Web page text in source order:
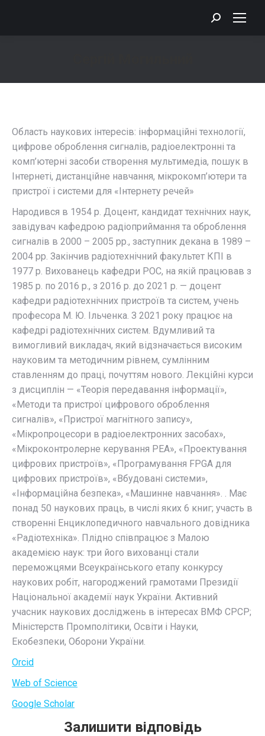
Search:
Область наукових інтересів: інформаційні технології,
цифрове оброблення сигналів, радіоелектронні та
комп’ютерні засоби створення мультимедіа, пошук в
Інтернеті, дистанційне навчання, мікрокомп’ютери та
пристрої і системи для «Інтернету речей»
Народився в 1954 р. Доцент, кандидат технічних наук,
завідувач кафедрою радіоприймання та оброблення
сигналів в 2000 – 2005 рр., заступник декана в 1989 –
2004 рр. Закінчив радіотехнічний факультет КПІ в
1977 р. Вихованець кафедри РОС, на якій працював з
1985 р. по 2016 р., з 2016 р. до 2021 р. — доцент
кафедри радіотехнічних пристроїв та систем, учень
професора М. Ю. Ільченка. З 2021 року працює на
кафедрі радіотехнічних систем. Вдумливий та
вимогливий викладач, який відзначається високим
науковим та методичним рівнем, сумлінним
ставленням до праці, почуттям нового. Лекційні курси
з дисциплін — «Теорія передавання інформації»,
«Методи та пристрої цифрового оброблення
сигналів», «Пристрої магнітного запису»,
«Мікропроцесори в радіоелектронних засобах»,
«Мікроконтролерне керування РЕА», «Проектування
цифрових пристроїв», «Програмування FPGA для
цифрових пристроїв», «Вбудовані системи»,
«Інформаційна безпека», «Машинне навчання». . Має
понад 50 наукових праць, в числі яких 6 книг; участь в
створенні Енциклопедичного навчального довідника
«Радіотехніка». Плідно співпрацює з Малою
академією наук: три його вихованці стали
переможцями Всеукраїнського етапу конкурсу
наукових робіт, нагороджений грамотами Президії
Національної академії наук України. Активний
учасник наукових досліджень в інтересах ВМФ СРСР;
Міністерств Промполітики, Освіти і Науки,
Екобезпеки, Оборони України.
Orcid
Web of Science
Google Scholar
Залишити відповідь